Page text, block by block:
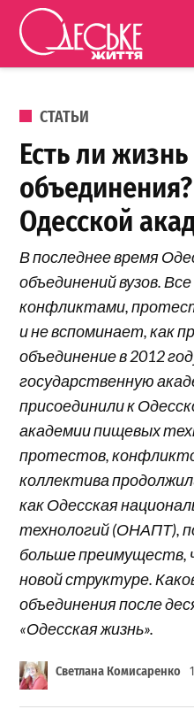
Перейти к содержанию
ОПУБЛИКОВАНО В
СТАТЬИ
Есть ли
Одесской
В последнее время
объединений вузов.
конфликтами,
и не вспоминает, как
объединение в 2012
государственную
присоединили к
академии пищевых
протестов,
коллектива
как Одесская
технологий (ОНАПТ),
больше преимуществ,
новой структуре.
объединения после
«Одесская жизнь».
Светлана Комисаренко